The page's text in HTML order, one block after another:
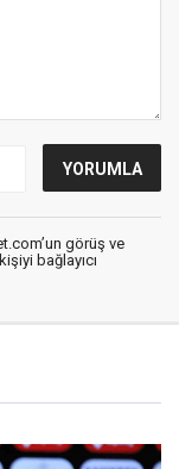
görüş ve
bağlayıcı